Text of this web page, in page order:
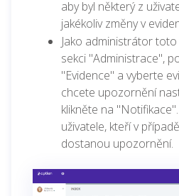
aby byl některý z
jakékoliv změny v
Jako administrátor
sekci "Administrace",
"Evidence" a vyberte
chcete upozornění
klikněte na
uživatele, kteří v
dostanou upozornění.